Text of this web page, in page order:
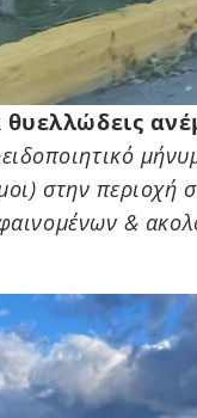
θυελλώδεις
στην περιοχή
&